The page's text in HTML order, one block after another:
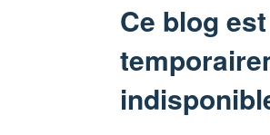
Ce blog est